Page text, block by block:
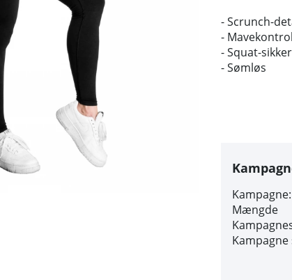
- Scrunch-
-
- Squat-sikker
- Sømløs
Kampagne:
Mængde